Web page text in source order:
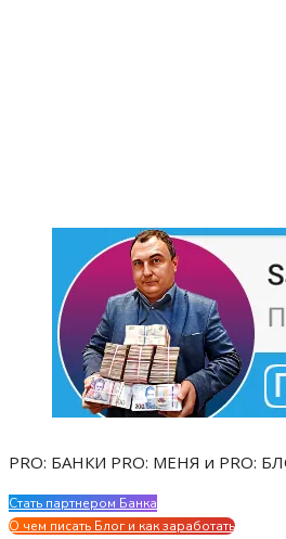
PRO: БАНКИ PRO: МЕНЯ и PRO:
Стать партнером Банка
О чем писать Блог и как заработать